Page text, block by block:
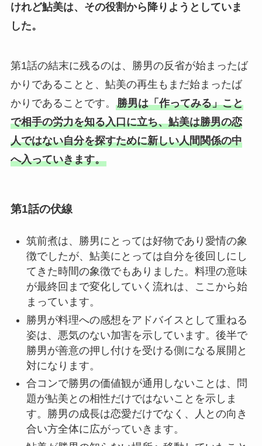
けれど鮎美は、その役割から降りようとしていま
した。
第1話の結末に残るのは、勝男の反省が始まったば
かりであることと、鮎美の再生もまだ始まったば
かりであることです。 勝男は「作ってみる」こと
で相手の労力を知る入口に立ち、鮎美は勝男の恋
人ではない自分を探すために新しい人間関係の中
へ入っていきます。
第1話の伏線
筑前煮は、勝男にとっては好物であり愛情の象
徴でしたが、鮎美にとっては自分を後回しにし
てきた時間の象徴でもありました。料理の意味
が最終回まで変化していく流れは、ここから始
まっています。
勝男が料理への感想をアドバイスとして重ねる
姿は、悪気のない加害を示しています。後半で
勝男が善意の押し付けを受ける側になる展開と
対になります。
合コンで勝男の価値観が通用しないことは、問
題が鮎美との相性だけではないことを示しま
す。勝男の成長は恋愛だけでなく、人との向き
合い方全体に広がっていきます。